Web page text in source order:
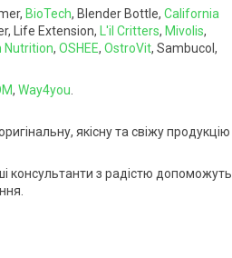
BioTech, Blender Bottle, California
Life Extension, L'il Critters, Mivolis,
Nutrition, OSHEE, OstroVit, Sambucol,
, Way4you
якісну та свіжу продукцію
консультанти з радістю допоможуть